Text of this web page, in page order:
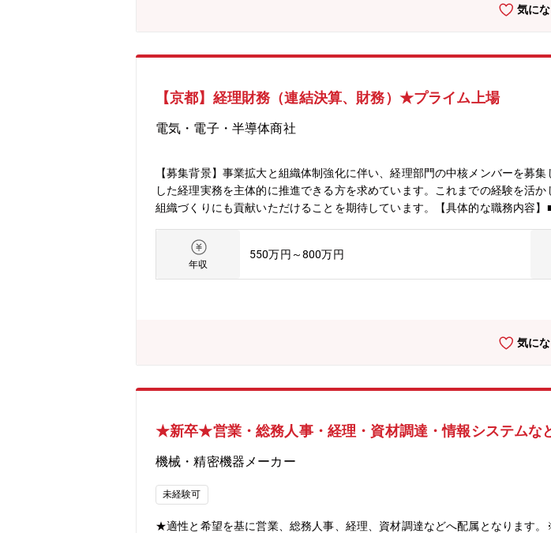
気に
【京都】経理財務（連結決算、財務）★プライム上場
電気・電子・半導体商社
【募集背景】事業拡大と組織体制強化に伴い、経理部門の中核メンバーを募
した経理実務を主体的に推進できる方を求めています。これまでの経験を活
組織づくりにも貢献いただけることを期待しています。【具体的な職務内容
担う部門のため、お強みのある分野でご活躍いただけます。【ミッション】
ただきます。これまで培われた経理実務の経験を活かし、部門の中核メンバ
待しています。将来的には、後輩社員への指導や育成などにも携わり、組織
室 経理部 計5名（20代2名,30代1名,40代2名）【働き方】■平均残業時間
年収
550万円～800万円
気に
★新卒★営業・総務人事・経理・資材調達・情報システムな
機械・精密機器メーカー
未経験可
★適性と希望を基に営業、総務人事、経理、資材調達などへ配属となります